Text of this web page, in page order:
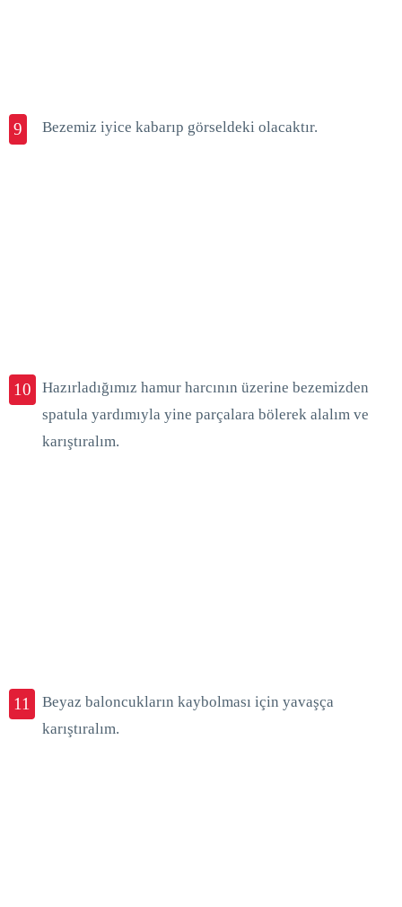
9 Bezemiz iyice kabarıp görseldeki olacaktır.
10
Hazırladığımız hamur harcının üzerine bezemizden
spatula yardımıyla yine parçalara bölerek alalım ve
karıştıralım.
11
Beyaz baloncukların kaybolması için yavaşça
karıştıralım.